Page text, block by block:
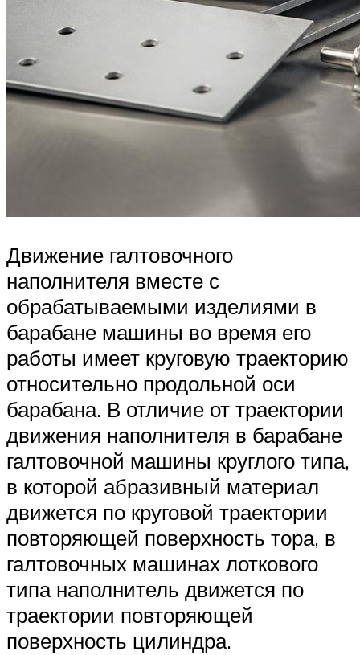
Движение галтовочного
наполнителя вместе с
обрабатываемыми изделиями в
барабане машины во время его
работы имеет круговую траекторию
относительно продольной оси
барабана. В отличие от траектории
движения наполнителя в барабане
галтовочной машины круглого типа,
в которой абразивный материал
движется по круговой траектории
повторяющей поверхность тора, в
галтовочных машинах лоткового
типа наполнитель движется по
траектории повторяющей
поверхность цилиндра.